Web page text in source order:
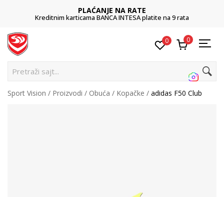
PLAĆANJE NA RATE
Kreditnim karticama BANCA INTESA platite na 9 rata
0 0
Pr
Sport Vision Proizvodi Obuća Kopačke adidas F50 Club